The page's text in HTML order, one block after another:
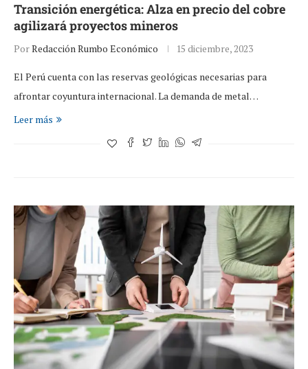
Transición energética: Alza en precio del cobre
agilizará proyectos mineros
PorRedacción Rumbo Económico 15 diciembre, 2023
El Perú cuenta con las reservas geológicas necesarias para
afrontar coyuntura internacional. La demanda de metal…
Leer más